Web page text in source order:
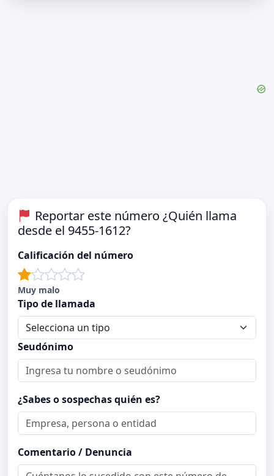
Reportar este número ¿Quién llama
desde el 9455-1612?
Calificación del número
Muy malo
Tipo de llamada
Seudónimo
¿Sabes o sospechas quién es?
Comentario / Denuncia